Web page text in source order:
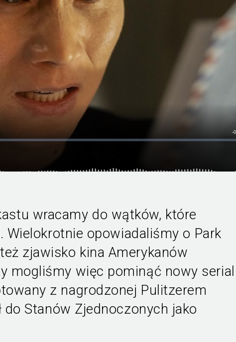
wracamy do wątków, które
Wielokrotnie opowiadaliśmy o Park
zjawisko kina Amerykanów
mogliśmy więc pominąć nowy serial
z nagrodzonej Pulitzerem
do Stanów Zjednoczonych jako